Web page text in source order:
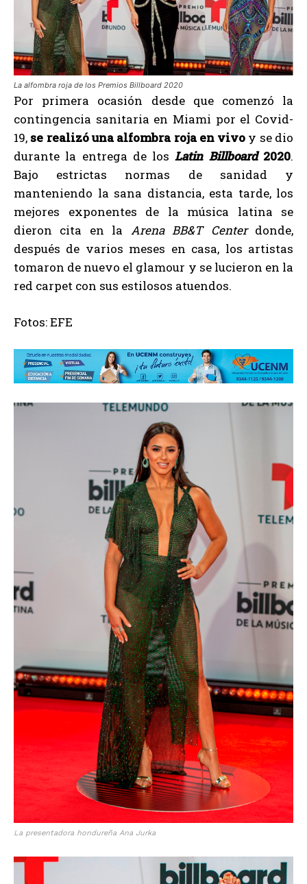
La alfombra roja de los Premios Billboard 2020
Por primera ocasión desde que comenzó la
contingencia sanitaria en Miami por el Covid-
19, se realizó una alfombra roja en vivo y se dio
durante la entrega de los Latin Billboard 2020.
Bajo estrictas normas de sanidad y
manteniendo la sana distancia, esta tarde, los
mejores exponentes de la música latina se
dieron cita en la Arena BB&T Center donde,
después de varios meses en casa, los artistas
tomaron de nuevo el glamour y se lucieron en la
red carpet con sus estilosos atuendos.
Fotos: EFE
La presentadora hondureña Ana Jurka